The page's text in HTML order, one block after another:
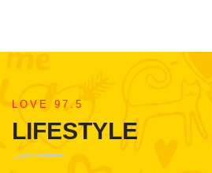
LOVE 97.5
LIFESTYLE